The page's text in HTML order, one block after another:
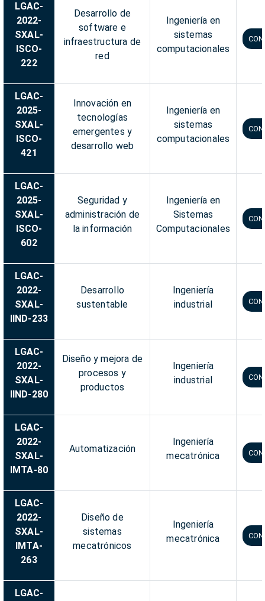
LGAC-
2022-
SXAL-
ISCO-
222
Desarrollo de
software e
infraestructura de
red
Ingeniería en
sistemas
computacionales
LGAC-
2025-
SXAL-
ISCO-
421
Innovación en
tecnologías
emergentes y
desarrollo web
Ingeniería en
sistemas
computacionales
LGAC-
2025-
SXAL-
ISCO-
602
Seguridad y
administración de
la información
Ingeniería en
Sistemas
Computacionales
LGAC-
2022-
SXAL-
IIND-233
Desarrollo
sustentable
Ingeniería
industrial
LGAC-
2022-
SXAL-
IIND-280
Diseño y mejora de
procesos y
productos
Ingeniería
industrial
LGAC-
2022-
SXAL-
IMTA-80
Automatización
Ingeniería
mecatrónica
LGAC-
2022-
SXAL-
IMTA-
263
Diseño de
sistemas
mecatrónicos
Ingeniería
mecatrónica
LGAC-